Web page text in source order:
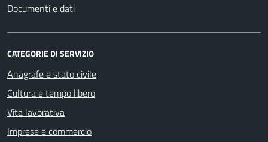
Documenti e dati
CATEGORIE DI SERVIZIO
Anagrafe e stato civile
Cultura e tempo libero
Vita lavorativa
Imprese e commercio